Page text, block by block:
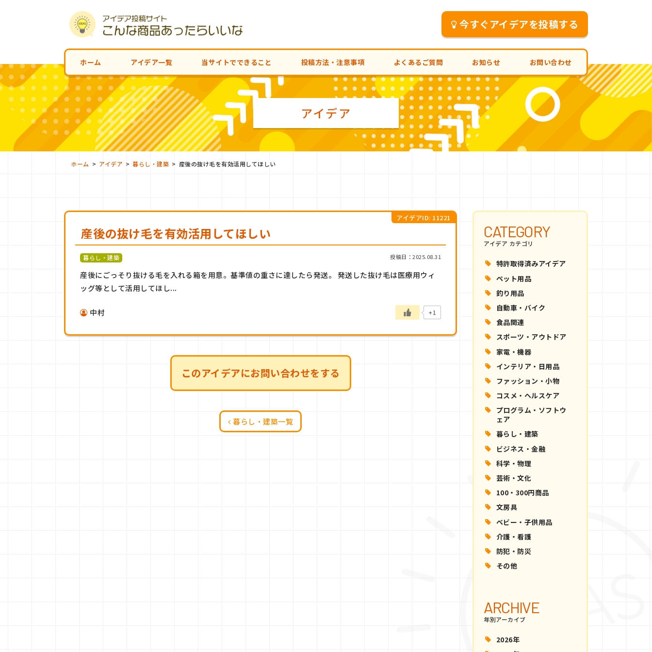
今すぐアイデアを投稿する
ホーム アイデア一覧 当サイトでできること 投稿方法・注意事項 よくあるご質問 お知らせ お問い合わせ
アイデア
ホーム > アイデア > 暮らし・建築 > 産後の抜け毛を有効活用してほしい
産後の抜け毛を有効活用してほしい
アイデアID: 11221
暮らし・建築 投稿日：2025.08.31
産後にごっそり抜ける毛を入れる箱を用意。基準値の重さに達したら発送。 発送した抜け毛は医療用ウィ
ッグ等として活用してほし...
中村 +1
このアイデアにお問い合わせをする
暮らし・建築一覧
CATEGORY
アイデア カテゴリ
特許取得済みアイデア
ペット用品
釣り用品
自動車・バイク
食品関連
スポーツ・アウトドア
家電・機器
インテリア・日用品
ファッション・小物
コスメ・ヘルスケア
プログラム・ソフトウ
ェア
暮らし・建築
ビジネス・金融
科学・物理
芸術・文化
100・300円商品
文房具
ベビー・子供用品
介護・看護
防犯・防災
その他
ARCHIVE
年別アーカイブ
2026年